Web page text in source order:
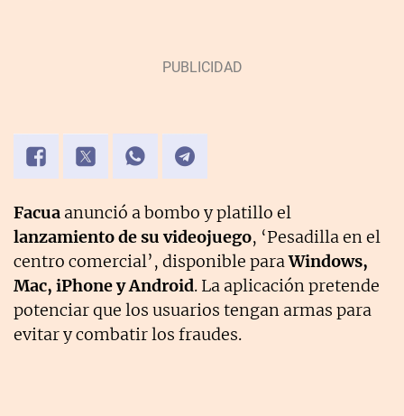
Facua anunció a bombo y platillo el
lanzamiento de su videojuego, ‘Pesadilla en el
centro comercial’, disponible paraWindows,
Mac, iPhone y Android. La aplicación pretende
potenciar que los usuarios tengan armas para
evitar y combatir los fraudes.